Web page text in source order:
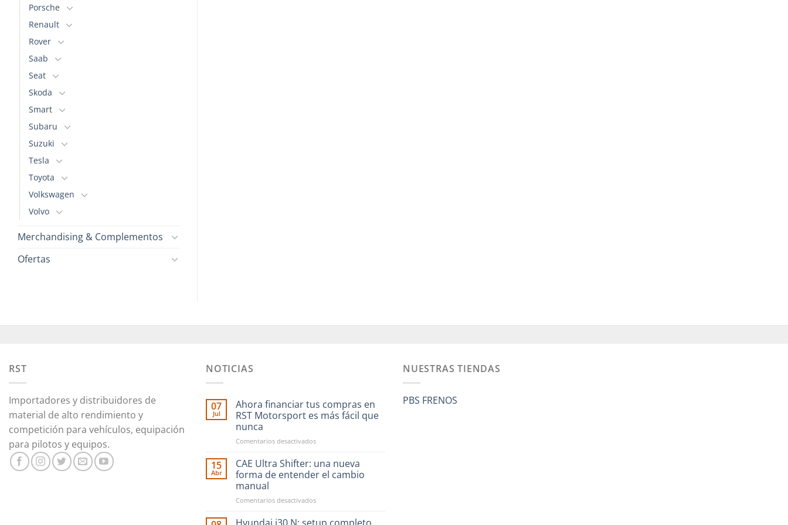
Porsche
Renault
Rover
Saab
Seat
Skoda
Smart
Subaru
Suzuki
Tesla
Toyota
Volkswagen
Volvo
Merchandising & Complementos
Ofertas
RST
Importadores y distribuidores de
material de alto rendimiento y
competición para vehículos, equipación
para pilotos y equipos.
NOTICIAS
07
Jul
Ahora financiar tus compras en
RST Motorsport es más fácil que
nunca
Comentarios desactivadosen
financiar
compras
RST
es
15
Abr
CAE Ultra Shifter: una nueva
forma de entender el cambio
manual
Comentarios desactivadosen
Ultra
NUESTRAS TIENDAS
PBS FRENOS